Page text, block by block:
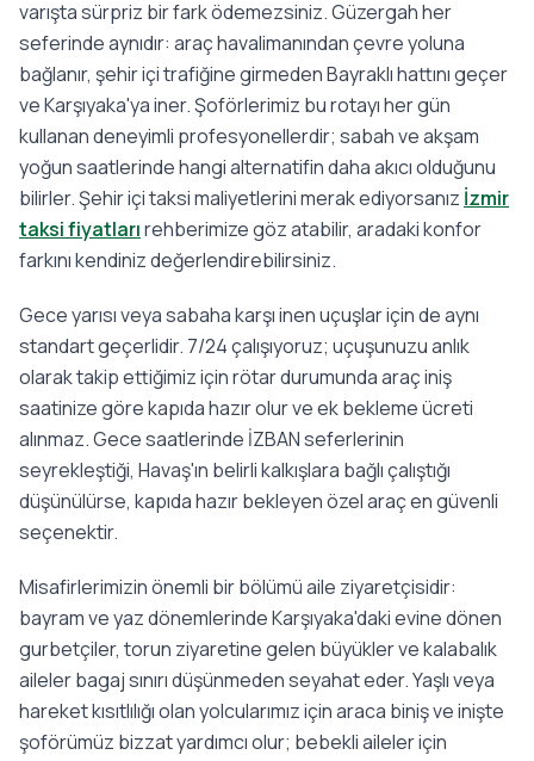
varışta sürpriz bir fark ödemezsiniz. Güzergah her
seferinde aynıdır: araç havalimanından çevre yoluna
bağlanır, şehir içi trafiğine girmeden Bayraklı hattını geçer
ve Karşıyaka'ya iner. Şoförlerimiz bu rotayı her gün
kullanan deneyimli profesyonellerdir; sabah ve akşam
yoğun saatlerinde hangi alternatifin daha akıcı olduğunu
bilirler. Şehir içi taksi maliyetlerini merak ediyorsanız İzmir
taksi fiyatlarırehberimize göz atabilir, aradaki konfor
farkını kendiniz değerlendirebilirsiniz.
Gece yarısı veya sabaha karşı inen uçuşlar için de aynı
standart geçerlidir. 7/24 çalışıyoruz; uçuşunuzu anlık
olarak takip ettiğimiz için rötar durumunda araç iniş
saatinize göre kapıda hazır olur ve ek bekleme ücreti
alınmaz. Gece saatlerinde İZBAN seferlerinin
seyrekleştiği, Havaş'ın belirli kalkışlara bağlı çalıştığı
düşünülürse, kapıda hazır bekleyen özel araç en güvenli
seçenektir.
Misafirlerimizin önemli bir bölümü aile ziyaretçisidir:
bayram ve yaz dönemlerinde Karşıyaka'daki evine dönen
gurbetçiler, torun ziyaretine gelen büyükler ve kalabalık
aileler bagaj sınırı düşünmeden seyahat eder. Yaşlı veya
hareket kısıtlılığı olan yolcularımız için araca biniş ve inişte
şoförümüz bizzat yardımcı olur; bebekli aileler için